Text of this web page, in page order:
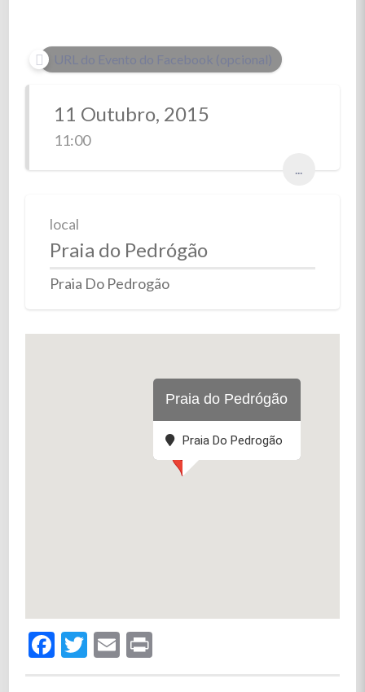
URL do Evento do Facebook (opcional)
11 Outubro, 2015
11:00
...
local
Praia do Pedrógão
Praia Do Pedrogão
Praia do Pedrógão
Praia Do Pedrogão
Facebook
Twitter
Email